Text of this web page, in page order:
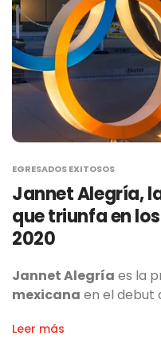
EGRESADOS EXITOSOS
Jannet Alegría,
que triunfa en
2020
Jannet Alegría es la
mexicana en el debut
Leer más